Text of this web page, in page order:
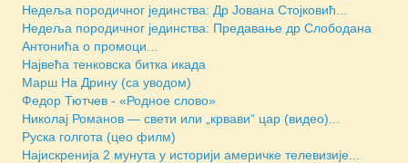
Недеља породичног јединства: Др Јована Стојковић...
Недеља породичног јединства: Предавање др Слободана
Антонића о промоци...
Највећа тенковска битка икада
Марш На Дрину (са уводом)
Федор Тютчев - «Родное слово»
Николај Романов — свети или „крвави“ цар (видео)...
Руска голгота (цео филм)
Најискренија 2 мунута у историји америчке телевизије...